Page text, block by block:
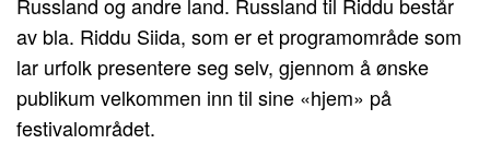
av bla. Riddu Siida, som er et programområde som
lar urfolk presentere seg selv, gjennom å ønske
publikum velkommen inn til sine «hjem» på
festivalområdet.